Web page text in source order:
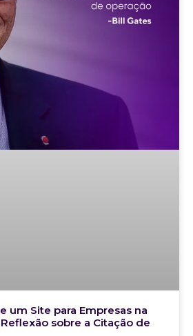
um Site para Empresas na
sobre a Citação de